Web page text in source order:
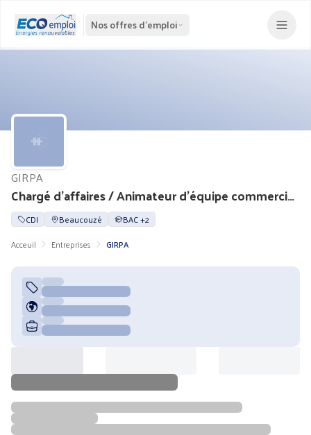
Nos offres d'emploi
Chargé d'affaires / Animateur d'équipe commerciale (H/F)
GIRPA
CDI Beaucouzé
BAC +2
Acceuil
Entreprises GIRPA